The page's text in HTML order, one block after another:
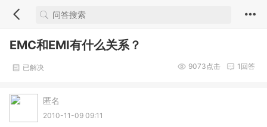
EMC和EMI有什么关系？
已解决 1 回答
9073点击
匿名
2010-11-09 09:11